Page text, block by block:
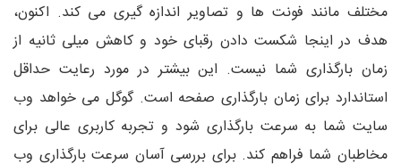
مختلف مانند فونت ها و تصاویر اندازه گیری می کند. اکنون،
هدف در اینجا شکست دادن رقبای خود و کاهش میلی ثانیه از
زمان بارگذاری شما نیست. این بیشتر در مورد رعایت حداقل
استاندارد برای زمان بارگذاری صفحه است. گوگل می خواهد وب
سایت شما به سرعت بارگذاری شود و تجربه کاربری عالی برای
مخاطبان شما فراهم کند. برای بررسی آسان سرعت بارگذاری وب